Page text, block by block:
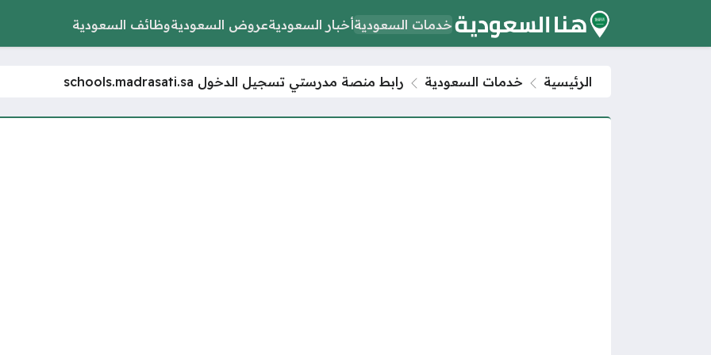
خدمات السعوديةأخبار السعوديةعروض السعوديةوظائف السعودية
الرئيسية خدمات السعودية رابط منصة مدرستي تسجيل الدخول schools.madrasati.sa